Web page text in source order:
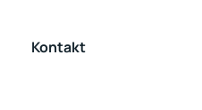
Kontakt